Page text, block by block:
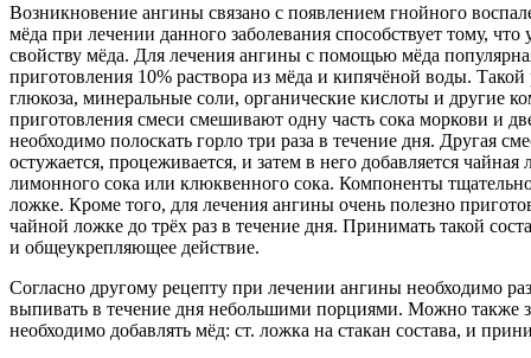
Возникновение ангины связано с появлением гнойного
мёда при лечении данного заболевания способствует тому,
свойству мёда. Для лечения ангины с помощью мёда
приготовления 10% раствора из мёда и кипячёной воды.
глюкоза, минеральные соли, органические кислоты и другие
приготовления смеси смешивают одну часть сока моркови и
необходимо полоскать горло три раза в течение дня. Другая
остужается, процеживается, и затем в него добавляется
лимонного сока или клюквенного сока. Компоненты
ложке. Кроме того, для лечения ангины очень полезно
чайной ложке до трёх раз в течение дня. Принимать такой
и общеукрепляющее действие.
Согласно другому рецепту при лечении ангины необходимо
выпивать в течение дня небольшими порциями. Можно также
необходимо добавлять мёд: ст. ложка на стакан состава, и